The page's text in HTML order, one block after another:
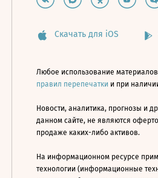
Скачать для iOS
Любое использование
правил перепечатки и при
Новости, аналитика, прогнозы и
данном сайте, не являются
продаже каких-либо активов.
На информационном ресурсе
технологии (информационные